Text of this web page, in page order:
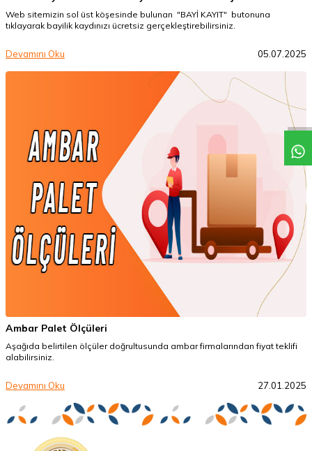
Web sitemizin sol üst köşesinde bulunan "BAYİ KAYIT" butonuna
tıklayarak bayilik kaydınızı ücretsiz gerçekleştirebilirsiniz.
Devamını Oku 05.07.2025
Ambar Palet Ölçüleri
Aşağıda belirtilen ölçüler doğrultusunda ambar firmalarından fiyat teklifi
alabilirsiniz.
Devamını Oku 27.01.2025